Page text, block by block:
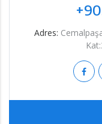
Adres: